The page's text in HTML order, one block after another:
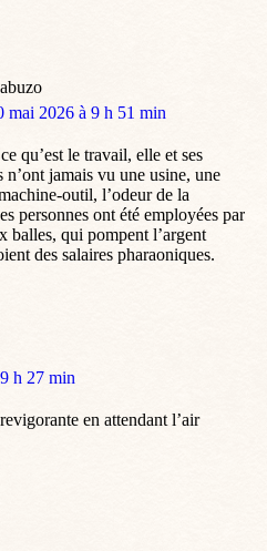
mai 2026 à 9 h 51 min
qu’est le travail, elle et ses
n’ont jamais vu une usine, une
outil, l’odeur de la
personnes ont été employées par
balles, qui pompent l’argent
des salaires pharaoniques.
h 27 min
en attendant l’air